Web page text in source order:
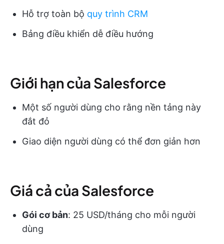
Hỗ trợ toàn bộ quy trình CRM
Bảng điều khiển dễ điều hướng
Giới hạn của Salesforce
Một số người dùng cho rằng nền tảng này
đắt đỏ
Giao diện người dùng có thể đơn giản hơn
Giá cả của Salesforce
Gói cơ bản: 25 USD/tháng cho mỗi người
dùng